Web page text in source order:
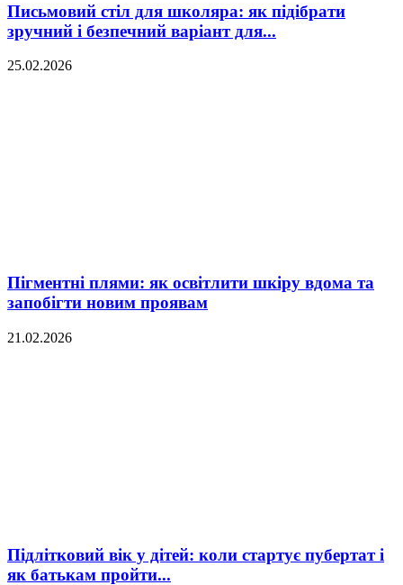
Письмовий стіл для школяра: як підібрати
зручний і безпечний варіант для...
25.02.2026
Пігментні плями: як освітлити шкіру вдома та
запобігти новим проявам
21.02.2026
Підлітковий вік у дітей: коли стартує пубертат і
як батькам пройти...